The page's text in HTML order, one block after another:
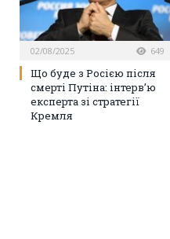
02/08/2025 649
Що буде з Росією після
смерті Путіна: інтерв’ю
експерта зі стратегії
Кремля